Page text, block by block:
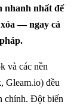
nhanh nhất để
— ngay cả
và các nền
Gleam.io) đều
chính. Đột biến